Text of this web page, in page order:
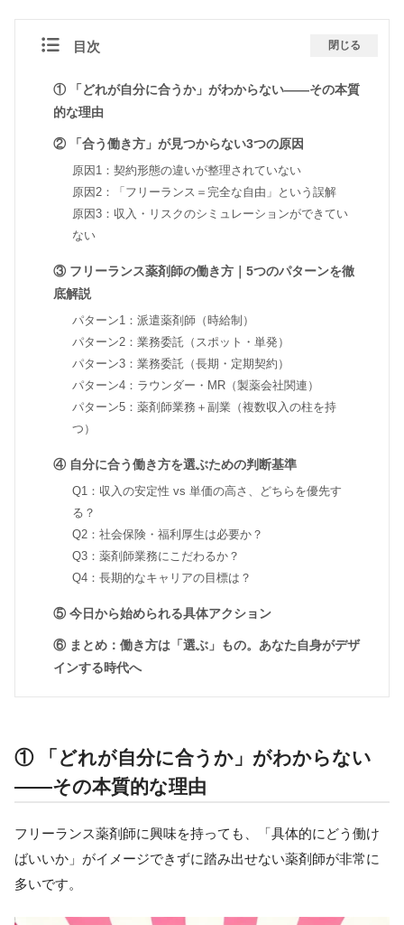
目次 閉じる
① 「どれが自分に合うか」がわからない——その本質
的な理由
② 「合う働き方」が見つからない3つの原因
原因1：契約形態の違いが整理されていない
原因2：「フリーランス＝完全な自由」という誤解
原因3：収入・リスクのシミュレーションができてい
ない
③ フリーランス薬剤師の働き方｜5つのパターンを徹
底解説
パターン1：派遣薬剤師（時給制）
パターン2：業務委託（スポット・単発）
パターン3：業務委託（長期・定期契約）
パターン4：ラウンダー・MR（製薬会社関連）
パターン5：薬剤師業務＋副業（複数収入の柱を持
つ）
④ 自分に合う働き方を選ぶための判断基準
Q1：収入の安定性 vs 単価の高さ、どちらを優先す
る？
Q2：社会保険・福利厚生は必要か？
Q3：薬剤師業務にこだわるか？
Q4：長期的なキャリアの目標は？
⑤ 今日から始められる具体アクション
⑥ まとめ：働き方は「選ぶ」もの。あなた自身がデザ
インする時代へ
① 「どれが自分に合うか」がわからない
——その本質的な理由
フリーランス薬剤師に興味を持っても、「具体的にどう働け
ばいいか」がイメージできずに踏み出せない薬剤師が非常に
多いです。